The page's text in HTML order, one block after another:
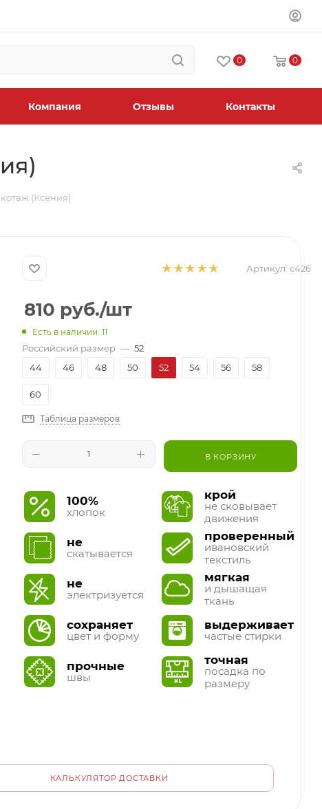
0 0
Компания Отзывы Контакты
(Ксения)
Артикул: с426
810 руб./шт
Есть в наличии: 11
Российский размер — 52
44
46 48 50 52 54 56 58
60
Таблица размеров
В КОРЗИНУ
100%
хлопок
не
скатывается
не
электризуется
сохраняет
цвет и форму
прочные
швы
крой
не сковывает
движения
проверенный
ивановский
текстиль
мягкая
и дышащая
ткань
выдерживает
частые стирки
точная
посадка по
размеру
КАЛЬКУЛЯТОР ДОСТАВКИ